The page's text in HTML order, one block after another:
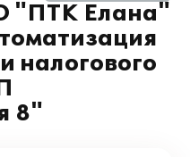
"ПТК Елана"
налогового
8"